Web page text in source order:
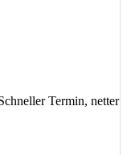
Termin, netter